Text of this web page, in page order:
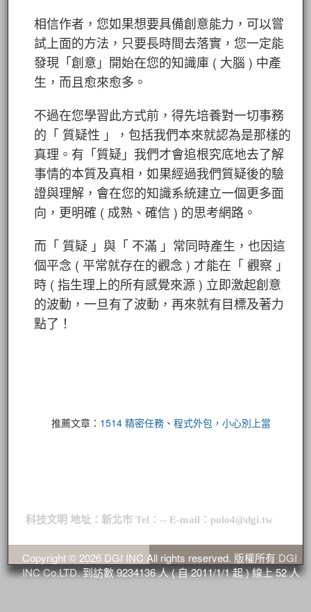
相信作者，您如果想要具備創意能力，可以嘗
試上面的方法，只要長時間去落實，您一定能
發現「創意」開始在您的知識庫 ( 大腦 ) 中產
生，而且愈來愈多。
不過在您學習此方式前，得先培養對一切事務
的「 質疑性 」，包括我們本來就認為是那樣的
真理。有「質疑」我們才會追根究底地去了解
事情的本質及真相，如果經過我們質疑後的驗
證與理解，會在您的知識系統建立一個更多面
向，更明確 ( 成熟、確信 ) 的思考網路。
而「 質疑 」與「 不滿 」常同時產生，也因這
個平念 ( 平常就存在的觀念 ) 才能在「 觀察 」
時 ( 指生理上的所有感覺來源 ) 立即激起創意
的波動，一旦有了波動，再來就有目標及著力
點了！
推薦文章： 1514 精密任務 、程式外包，小心別上當
科技文明 地址：新北市 Tel：-- E-mail：polo4@dgi.tw
Copyright © 2026 DGI INC All rights reserved. 版權所有 DGI
INC Co,LTD.到訪數9234136人 ( 自 2011/1/1 起 ) 線上52人